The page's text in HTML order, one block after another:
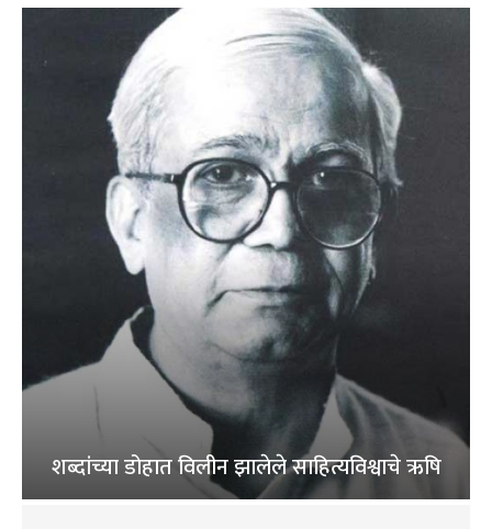
शब्दांच्या डोहात विलीन झालेले साहित्यविश्वाचे ऋषि